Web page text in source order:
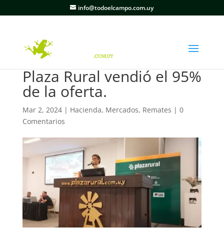
info@todoelcampo.com.uy
Plaza Rural vendió el 95%
de la oferta.
Mar 2, 2024| Hacienda, Mercados, Remates | 0
Comentarios